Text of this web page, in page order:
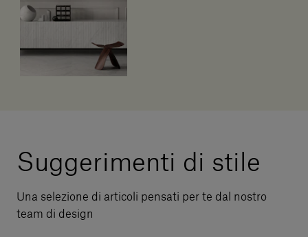
Suggerimenti di stile
Una selezione di articoli pensati per te dal nostro
team di design